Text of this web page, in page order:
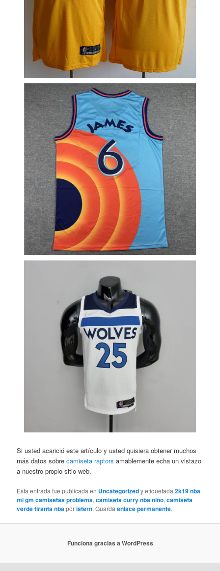
Si usted acarició este artículo y usted quisiera obtener muchos
más datos sobrecamiseta raptors amablemente echa un vistazo
a nuestro propio sitio web.
Esta entrada fue publicada en Uncategorizedy etiquetada2k19 nba
mi gm camisetas problema,camiseta curry nba niño,camiseta
verde tiranta nbaporistern. Guardaenlace permanente.
Funciona gracias a WordPress